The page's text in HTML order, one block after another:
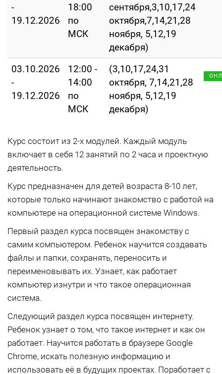
-
19.12.2026
18:00
по
МСК
сентября,3,10,17,24
октября,7,14,21,28
ноября, 5,12,19
декабря)
03.10.2026
-
19.12.2026
12:00 -
14:00
по
МСК
(3,10,17,24,31
октября, 7,14,21,28
ноября, 5,12,19
декабря)
Курс состоит из 2-х модулей. Каждый модуль
включает в себя 12 занятий по 2 часа и проектную
деятельность.
Курс предназначен для детей возраста 8-10 лет,
которые только начинают знакомство с работой на
компьютере на операционной системе Windows.
Первый раздел курса посвящен знакомству с
самим компьютером. Ребенок научится создавать
файлы и папки, сохранять, переносить и
переименовывать их. Узнает, как работает
компьютер изнутри и что такое операционная
система.
Следующий раздел курса посвящен интернету.
Ребенок узнает о том, что такое интернет и как он
работает. Научится работать в браузере Google
Chrome, искать полезную информацию и
использовать её в будущих проектах. Поработает с